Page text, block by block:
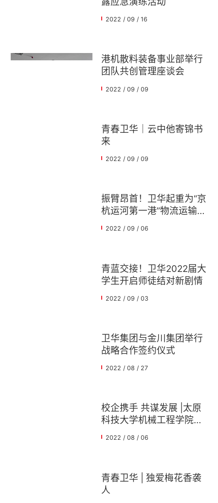
2022 / 09 / 16
港机散料装备事业部举行
团队共创管理座谈会
2022 / 09 / 09
青春卫华｜云中他寄锦书
来
2022 / 09 / 09
振臂昂首！卫华起重为“京
杭运河第一港”物流运输保
驾护航！
2022 / 09 / 06
青蓝交接！卫华2022届大
学生开启师徒结对新剧情
2022 / 09 / 03
卫华集团与金川集团举行
战略合作签约仪式
2022 / 08 / 27
校企携手 共谋发展 |太原
科技大学机械工程学院党
委书记赵宇、院长李玉贵
一行莅临卫华参观交流
2022 / 08 / 06
青春卫华 | 独爱梅花香袭
人